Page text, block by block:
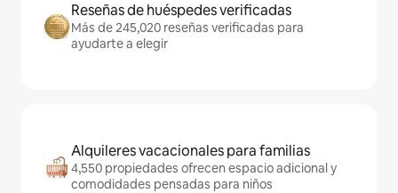
Reseñas de huéspedes verificadas
Más de 245,020 reseñas verificadas para
ayudarte a elegir
Alquileres vacacionales para familias
4,550 propiedades ofrecen espacio adicional y
comodidades pensadas para niños